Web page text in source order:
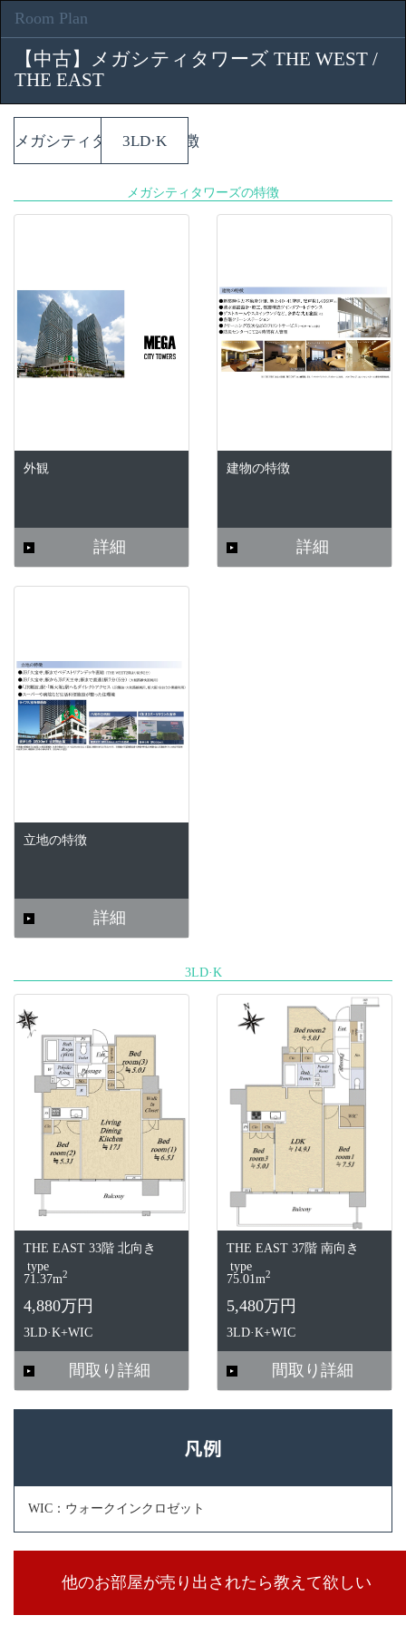
Room Plan
【中古】メガシティタワーズ THE WEST /
THE EAST
メガシティタワーズの特徴
3LD·K
メガシティタワーズの特徴
外観
詳細
建物の特徴
詳細
立地の特徴
詳細
3LD·K
THE EAST 33階 北向き
type
71.37m2
4,880万円
3LD·K+WIC
間取り詳細
THE EAST 37階 南向き
type
75.01m2
5,480万円
3LD·K+WIC
間取り詳細
WIC：ウォークインクロゼット
他のお部屋が売り出されたら教えて欲しい